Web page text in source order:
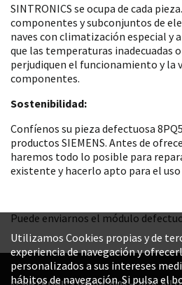
SINTRONICS se ocupa de cada
componentes y subconjuntos de
naves con climatización especial y
que las temperaturas inadecuadas
perjudiquen el funcionamiento y la
componentes.
Sostenibilidad:
Confíenos su pieza defectuosa
productos SIEMENS. Antes de
haremos todo lo posible para
existente y hacerlo apto para el uso
Puede enviarnos el módulo
Utilizamos Cookies propias y de
experiencia de navegación y
personalizados a sus intereses
hábitos de navegación. Si pulsa el